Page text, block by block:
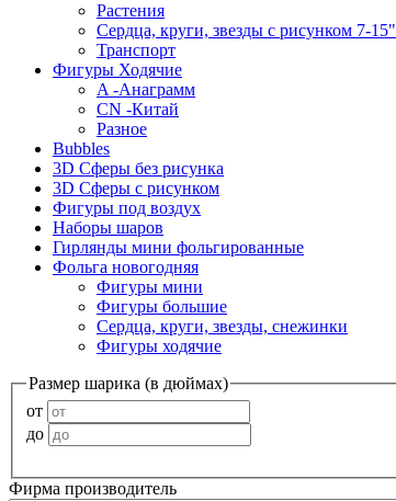
Растения
Сердца, круги, звезды с рисунком 7-15"
Транспорт
Фигуры Ходячие
A -Анаграмм
CN -Китай
Разное
Bubbles
3D Сферы без рисунка
3D Сферы с рисунком
Фигуры под воздух
Наборы шаров
Гирлянды мини фольгированные
Фольга новогодняя
Фигуры мини
Фигуры большие
Сердца, круги, звезды, снежинки
Фигуры ходячие
Размер шарика (в дюймах)
от
до
Фирма производитель